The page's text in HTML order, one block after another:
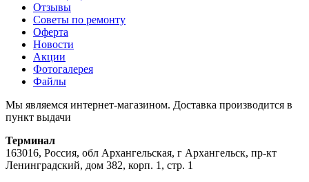
Отзывы
Советы по ремонту
Оферта
Новости
Акции
Фотогалерея
Файлы
Мы являемся интернет-магазином. Доставка производится в
пункт выдачи
Терминал
163016, Россия, обл Архангельская, г Архангельск, пр-кт
Ленинградский, дом 382, корп. 1, стр. 1